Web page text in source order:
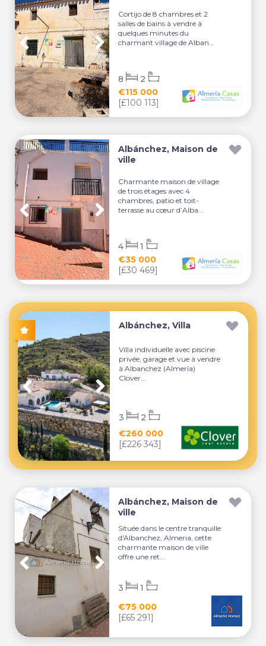
Cortijo de 8 chambres et 2
salles de bains à vendre à
quelques minutes du
charmant village de Alban...
€115 000
[£100 113]
8 2
Albánchez, Maison de
ville
Charmante maison de village
de trois étages avec 4
chambres, patio et toit-
terrasse au cœur d’Alba...
€35 000
[£30 469]
4 1
Albánchez, Villa
Villa individuelle avec piscine
privée, garage et vue à vendre
à Albanchez (Almería)
Clover...
€260 000
[£226 343]
3 2
Albánchez, Maison de
ville
Située dans le centre tranquille
d'Albanchez, Almeria, cette
charmante maison de ville
offre une ret...
€75 000
[£65 291]
3 1